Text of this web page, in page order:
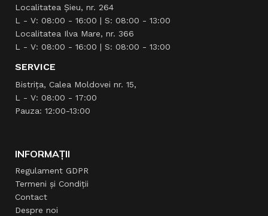
Localitatea Şieu, nr. 264
L - V: 08:00 - 16:00 | S: 08:00 - 13:00
Localitatea Ilva Mare, nr. 366
L - V: 08:00 - 16:00 | S: 08:00 - 13:00
SERVICE
Bistrița, Calea Moldovei nr. 15,
L - V: 08:00 - 17:00
Pauza: 12:00-13:00
INFORMAȚII
Regulament GDPR
Termeni și Condiții
Contact
Despre noi